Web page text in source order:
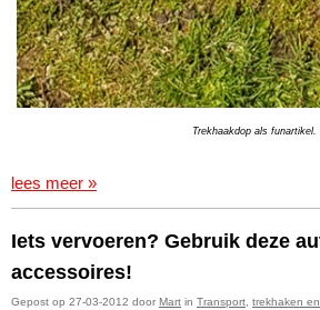
Trekhaakdop als funartikel.
lees meer »
Iets vervoeren? Gebruik deze
accessoires!
Gepost op 27-03-2012 door Mart in Transport, trekhaken